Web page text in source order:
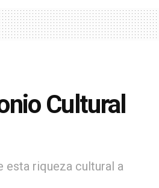
Cultural
esta riqueza cultural a